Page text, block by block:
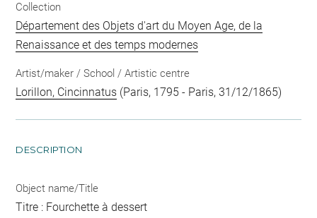
Collection
Département des Objets d'art du Moyen Age, de la
Renaissance et des temps modernes
Artist/maker / School / Artistic centre
Lorillon, Cincinnatus (Paris, 1795 - Paris, 31/12/1865)
DESCRIPTION
Object name/Title
Titre : Fourchette à dessert